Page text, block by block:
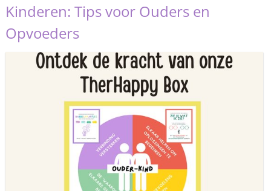
Kinderen: Tips voor Ouders en
Opvoeders